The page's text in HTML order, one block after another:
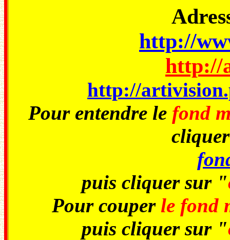
http://
http://
http://
Pour entendre le fond
puis cliquer sur "
Pour couper le fond
puis cliquer sur "